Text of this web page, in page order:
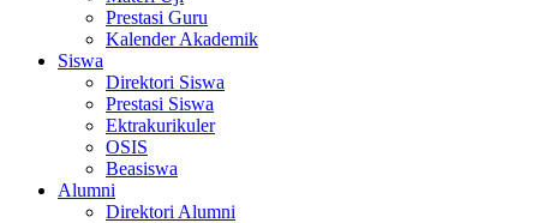
Prestasi Guru
Kalender Akademik
Siswa
Direktori Siswa
Prestasi Siswa
Ektrakurikuler
OSIS
Beasiswa
Alumni
Direktori Alumni